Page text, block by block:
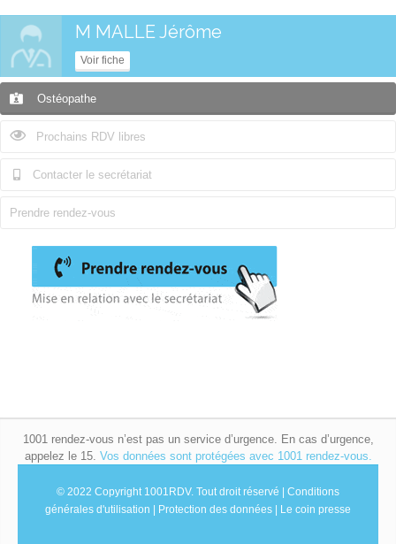
M MALLE Jérôme
Voir fiche
Ostéopathe
Prochains RDV libres
Contacter le secrétariat
Prendre rendez-vous
1001 rendez-vous n’est pas un service d’urgence. En cas d’urgence,
appelez le 15. Vos données sont protégées avec 1001 rendez-vous.
© 2022 Copyright 1001RDV. Tout droit réservé | Conditions
générales d'utilisation | Protection des données | Le coin presse